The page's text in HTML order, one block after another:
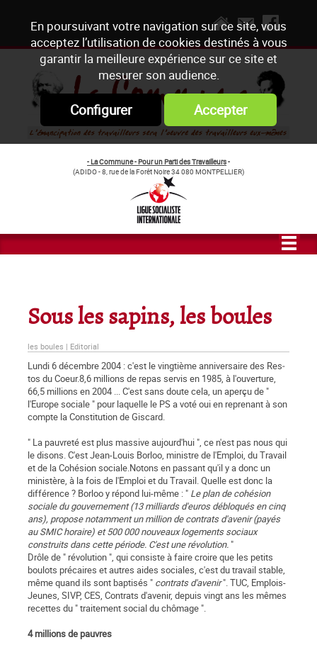
En poursuivant votre navigation sur ce site, vous
acceptez l’utilisation de cookies destinés à vous
garantir la meilleure expérience sur ce site et
mesurer son audience.
Configurer Accepter
- La Commune - Pour un Parti des Travailleurs-
(ADIDO - 8, rue de la Forêt Noire 34 080 MONTPELLIER)
Sous les sapins, les boules
les boules | Editorial
Lundi 6 décembre 2004 : c'est le vingtième anniversaire des Res­
tos du Coeur.8,6 millions de repas servis en 1985, à l'ouverture,
66,5 millions en 2004 ... C'est sans doute cela, un aperçu de "
l'Europe sociale " pour laquelle le PS a voté oui en reprenant à son
compte la Constitution de Giscard.
" La pauvreté est plus massive aujourd'hui ", ce n'est pas nous qui
le disons. C'est Jean-Louis Borloo, ministre de l'Emploi, du Travail
et de la Cohésion sociale.Notons en passant qu'il y a donc un
ministère, à la fois de l'Emploi et du Travail. Quelle est donc la
différence ? Borloo y répond lui-même : " Le plan de cohésion
sociale du gouvernement (13 milliards d'euros débloqués en cinq
ans), propose notamment un million de contrats d'avenir (payés
au SMIC horaire) et 500 000 nouveaux logements sociaux
construits dans cette période. C'est une révolution."
Drôle de " révolution ", qui consiste à faire croire que les petits
boulots précaires et autres aides sociales, c'est du travail stable,
même quand ils sont baptisés " contrats d'avenir". TUC, Emplois-
Jeunes, SIVP, CES, Contrats d'avenir, depuis vingt ans les mêmes
recettes du " traitement social du chômage ".
4 millions de pauvres